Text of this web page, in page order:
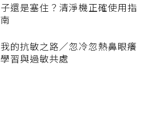
子還是塞住？清淨機正確使用指
南
我的抗敏之路／忽冷忽熱鼻眼癢
學習與過敏共處